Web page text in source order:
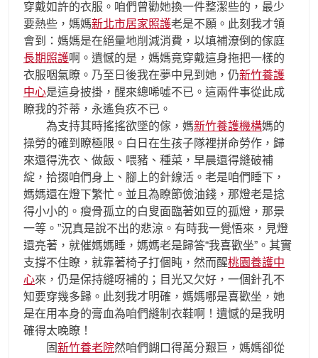
穿戴如許的衣服。咱們曾勸她換一件整潔些的，最少
要熱些，媽媽新北市居家照護老是不願。此刻我才領
會到：媽媽是在絕量地削減消費，以填補潦倒的傢庭
長期照護啊。遺憾的是，媽媽竟穿戴這身拖把一樣的
衣服咽氣瞭。乃至日後我在夢中見到她，仍新竹養護
中心是這身披掛，醒來總唏噓不已。這兩件事從此成
瞭我的芥蒂，永遙負疚不已。
為支持其時搖搖欲墜的傢，媽新竹養護機構媽的
操勞的確到瞭極限。白日在生孩子隊裡拼命勞作，歸
來還得洗衣、做飯、喂豬、種菜，早晨還得縫破補
綻，拾掇咱們身上、腳上的針線活。老是咱們睡下，
媽媽還在燈下繁忙。並且為瞭節儉油錢，那燈老是捻
得小小的。瘦骨孤立的白叟面臨著如豆的孤燈，那景
一等。”況真是說不出的悲涼。有時我一覺悟來，見燈
還亮著，就催媽媽睡，媽媽老是歸答“我喜歡坐”。其實
支撐不住瞭，就靠著椅子打個盹，然而醒桃園養護中
心來，仍是保持縫呀補的；目光又欠好，一個針孔不
知要穿幾多歸。此刻我才明確，媽媽哪是喜歡坐，她
是在用本身的膏血為咱們縫制衣鞋啊！遺憾的是我明
確得太晚瞭！
固新竹養老院然咱們餬口得萬分艱巨，媽媽卻從